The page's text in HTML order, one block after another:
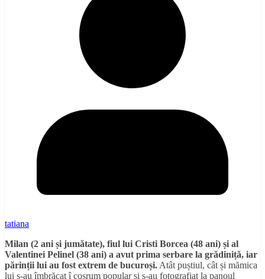
tatiana
Milan (2 ani și jumătate), fiul lui Cristi Borcea (48 ani) și al
Valentinei Pelinel (38 ani) a avut prima serbare la grădiniță, iar
părinții lui au fost extrem de bucuroși. Atât puștiul, cât și mămica
lui s-au îmbrăcat î cosrum popular și s-au fotografiat la panoul